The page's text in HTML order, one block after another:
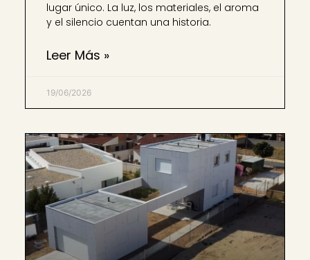
lugar único. La luz, los materiales, el aroma
y el silencio cuentan una historia.
Leer Más »
19/06/2026